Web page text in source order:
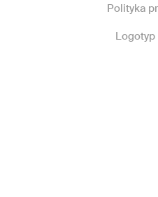
Polityka
Logotyp